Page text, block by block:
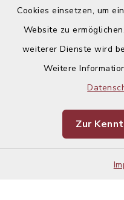
Cookies einsetzen, um
Website zu
weiterer Dienste wird
Weitere
Zur